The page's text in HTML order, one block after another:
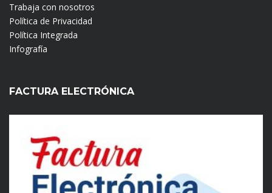
Trabaja con nosotros
Política de Privacidad
Política Integrada
Infografía
FACTURA ELECTRÓNICA